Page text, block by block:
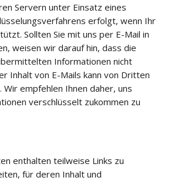
Servern unter Einsatz eines
erfolgt, wenn Ihr
Sollten Sie mit uns per E-Mail in
weisen wir darauf hin, dass die
Informationen nicht
Inhalt von E-Mails kann von Dritten
empfehlen Ihnen daher, uns
verschlüsselt zukommen zu
enthalten teilweise Links zu
für deren Inhalt und